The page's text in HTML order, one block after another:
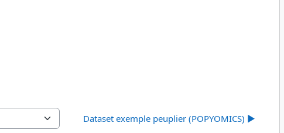
Dataset exemple peuplier (POPYOMICS) ▶︎